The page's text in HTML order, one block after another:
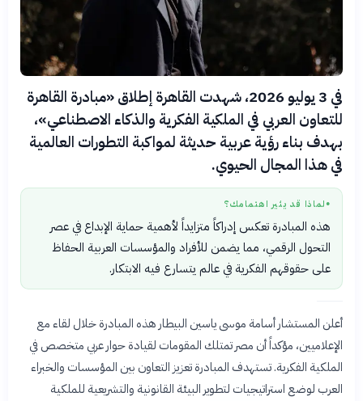
في 3 يوليو 2026، شهدت القاهرة إطلاق «مبادرة القاهرة
للتعاون العربي في الملكية الفكرية والذكاء الاصطناعي»،
بهدف بناء رؤية عربية حديثة لمواكبة التطورات العالمية
في هذا المجال الحيوي.
● لماذا قد يثير اهتمامك؟
هذه المبادرة تعكس إدراكاً متزايداً لأهمية حماية الإبداع في عصر
التحول الرقمي، مما يضمن للأفراد والمؤسسات العربية الحفاظ
على حقوقهم الفكرية في عالم يتسارع فيه الابتكار.
أعلن المستشار أسامة موسى ياسين البيطار هذه المبادرة خلال لقاء مع
الإعلاميين، مؤكداً أن مصر تمتلك المقومات لقيادة حوار عربي متخصص في
الملكية الفكرية. تستهدف المبادرة تعزيز التعاون بين المؤسسات والخبراء
العرب لوضع استراتيجيات لتطوير البيئة القانونية والتشريعية للملكية